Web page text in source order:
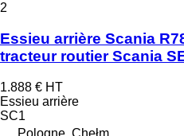
2
Essieu arrière Scania
tracteur routier Scania
1.888 € HT
Essieu arrière
SC1
Pologne, Chełm